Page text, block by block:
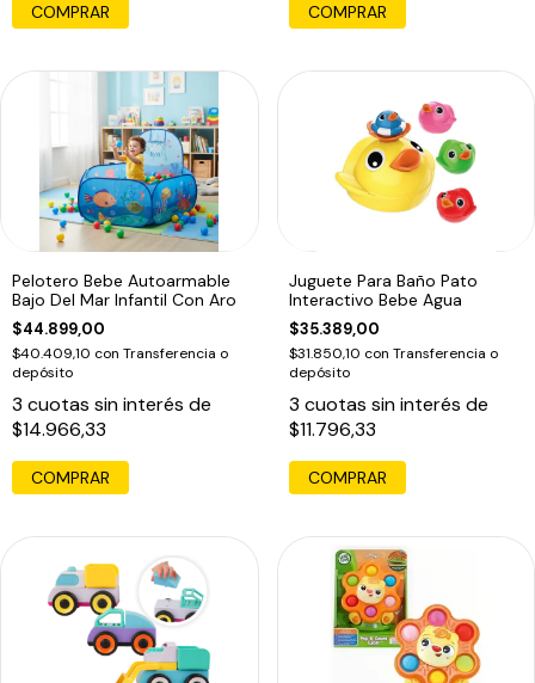
COMPRAR COMPRAR
Pelotero Bebe Autoarmable
Bajo Del Mar Infantil Con Aro
$44.899,00
$40.409,10 con Transferencia o
depósito
3 cuotas sin interés de
$14.966,33
COMPRAR
Juguete Para Baño Pato
Interactivo Bebe Agua
$35.389,00
$31.850,10 con Transferencia o
depósito
3 cuotas sin interés de
$11.796,33
COMPRAR